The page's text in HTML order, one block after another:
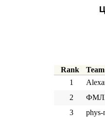
Rank
Team
1
2
3